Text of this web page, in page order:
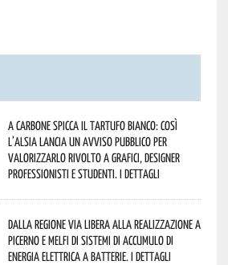
A Carbone spicca il tartufo bianco: così
l’Alsia lancia un avviso pubblico per
valorizzarlo rivolto a grafici, designer
professionisti e studenti. I dettagli
Dalla Regione via libera alla realizzazione a
Picerno e Melfi di sistemi di accumulo di
energia elettrica a batterie. I dettagli